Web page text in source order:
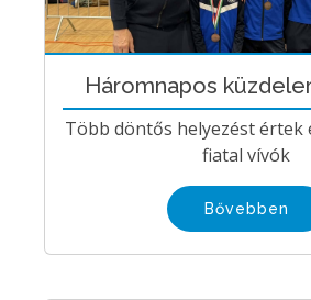
Háromnapos
Több döntős helyezést értek
fiatal vívók
Bővebben